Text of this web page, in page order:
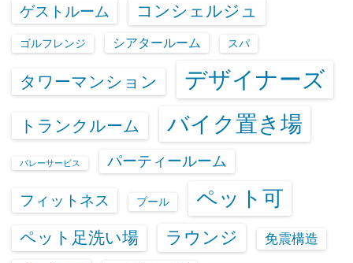
ゲストルーム コンシェルジュ
ゴルフレンジ シアタールーム スパ
タワーマンション デザイナーズ
トランクルーム バイク置き場
バレーサービス パーティールーム
フィットネス プール ペット可
ペット足洗い場 ラウンジ 免震構造